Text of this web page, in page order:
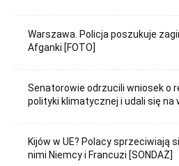
Warszawa. Policja poszukuje
Afganki [FOTO]
Senatorowie odrzucili wniosek o
polityki klimatycznej i udali się na
Kijów w UE? Polacy sprzeciwiają
nimi Niemcy i Francuzi [SONDAŻ]